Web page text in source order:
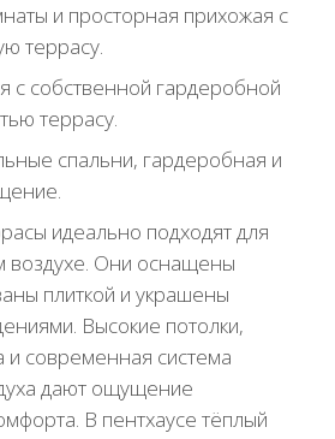
и просторная прихожая с
террасу.
с собственной гардеробной
террасу.
спальни, гардеробная и
идеально подходят для
воздухе. Они оснащены
плиткой и украшены
Высокие потолки,
современная система
дают ощущение
В пентхаусе тёплый